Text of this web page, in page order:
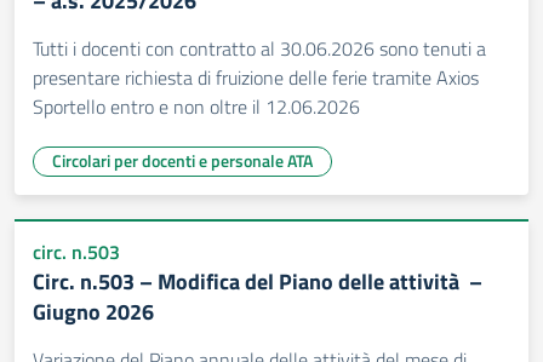
Tutti i docenti con contratto al 30.06.2026 sono tenuti a
presentare richiesta di fruizione delle ferie tramite Axios
Sportello entro e non oltre il 12.06.2026
Circolari per docenti e personale ATA
circ. n.503
Circ. n.503 – Modifica del Piano delle attività –
Giugno 2026